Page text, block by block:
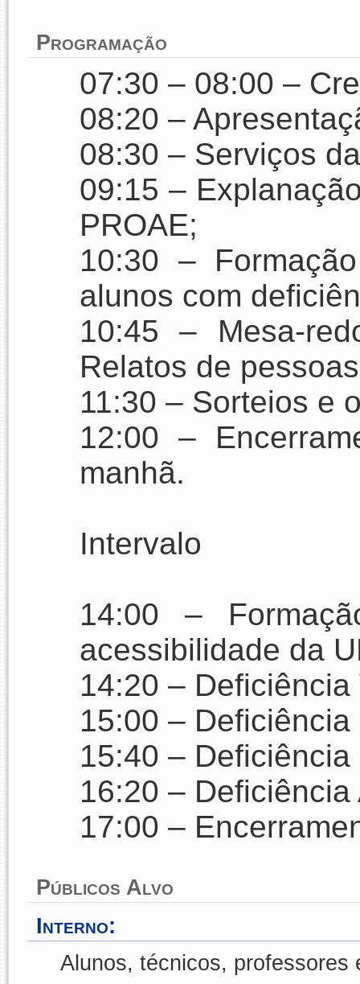
Programação
07:30 – 08:00 –
08:20 –
08:30 – Serviços
09:15 –
PROAE;
10:30 –
alunos com
10:45 – Mesa-
Relatos de
11:30 – Sorteios e
12:00 –
manhã.
Intervalo
14:00 –
acessibilidade da
14:20 – Deficiência
15:00 –
15:40 –
16:20 –
17:00 –
Públicos Alvo
Interno:
Alunos, técnicos,